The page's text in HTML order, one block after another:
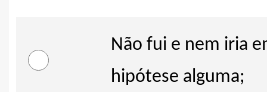
Não fui e nem iria
hipótese alguma;